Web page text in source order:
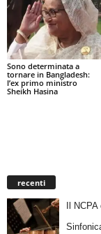
Sono determinata a
tornare in Bangladesh:
l’ex primo ministro
Sheikh Hasina
recenti
Il NCPA